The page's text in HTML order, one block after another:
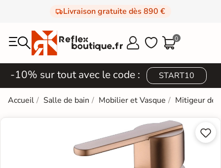
Livraison gratuite dès 890 €
  0
-10% sur tout avec le code : START10
Accueil Salle de bain Mobilier et Vasque Mitigeur de

